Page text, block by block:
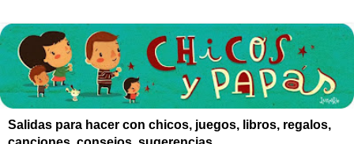
Salidas para hacer con chicos, juegos, libros, regalos,